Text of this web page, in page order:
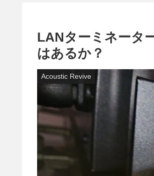
LANターミネータ
はあるか？
Acoustic Revive